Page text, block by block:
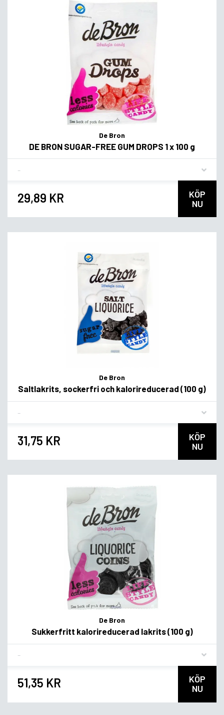
De Bron
DE BRON SUGAR-FREE GUM DROPS 1 x 100 g
29,89 KR
KÖP
NU
De Bron
Saltlakrits, sockerfri och kalorireducerad (100 g)
31,75 KR
KÖP
NU
De Bron
Sukkerfritt kalorireducerad lakrits (100 g)
51,35 KR
KÖP
NU